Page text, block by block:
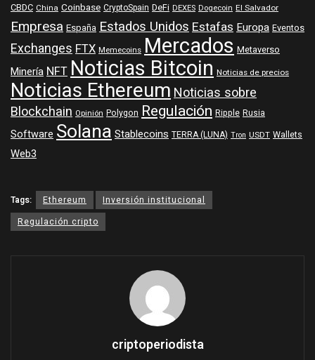
CBDC China Coinbase CryptoSpain DeFi DEXES Dogecoin El Salvador
Empresa España Estados UnidosEstafasEuropa Eventos
ExchangesFTX Memecoins Mercados Metaverso
MineríaNFTNoticias Bitcoin Noticias de precios
Noticias EthereumNoticias sobre
Blockchain Opinión Polygon Regulación Ripple Rusia
SoftwareSolanaStablecoins TERRA (LUNA) Tron USDT Wallets
Web3
Tags: Ethereum
Inversión institucional
Regulación cripto
criptoperiodista